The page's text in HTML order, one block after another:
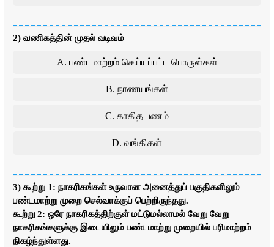
2) வணிகத்தின் முதல் வடிவம்
A. பண்டமாற்றம் செய்யப்பட்ட பொருள்கள்
B. நாணயங்கள்
C. காகித பணம்
D. வங்கிகள்
3) கூற்று 1: நாகரிகங்கள் உருவான அனைத்துப் பகுதிகளிலும்
பண்டமாற்று முறை செல்வாக்குப் பெற்றிருந்தது.
கூற்று 2: ஒரே நாகரிகத்திற்குள் மட்டுமல்லாமல் வேறு வேறு
நாகரிகங்களுக்கு இடையிலும் பண்டமாற்று முறையில் பரிமாற்றம்
நிகழ்ந்துள்ளது.